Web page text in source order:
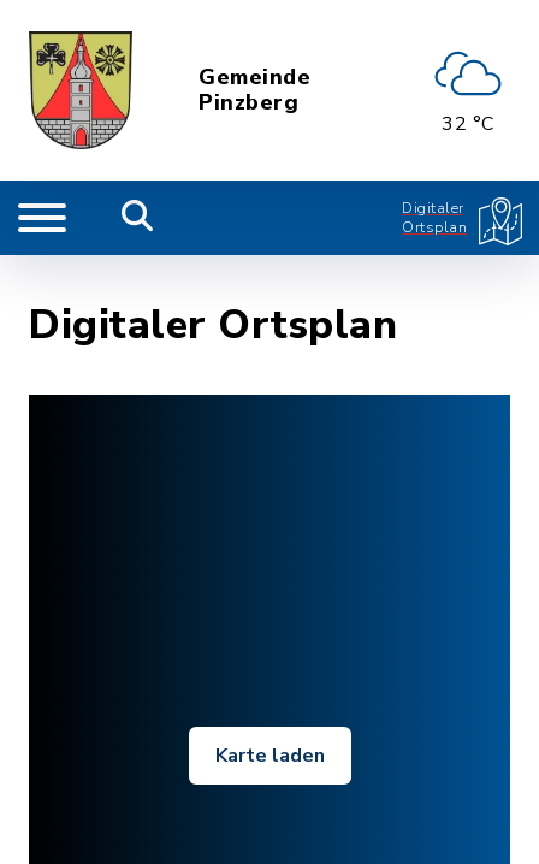
Gemeinde
Pinzberg
32 °C
Digitaler
Ortsplan
Digitaler Ortsplan
Karte laden